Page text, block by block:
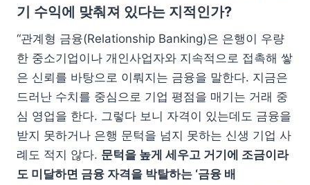
기 수익에 맞춰져 있다는 지적인가?
“관계형 금융(Relationship Banking)은 은행이 우량
한 중소기업이나 개인사업자와 지속적으로 접촉해 쌓
은 신뢰를 바탕으로 이뤄지는 금융을 말한다. 지금은
드러난 수치를 중심으로 기업 평점을 매기는 거래 중
심 영업을 한다. 그렇다 보니 자격이 있는데도 금융을
받지 못하거나 은행 문턱을 넘지 못하는 신생 기업 사
례도 적지 않다. 문턱을 높게 세우고 거기에 조금이라
도 미달하면 금융 자격을 박탈하는 ‘금융 배